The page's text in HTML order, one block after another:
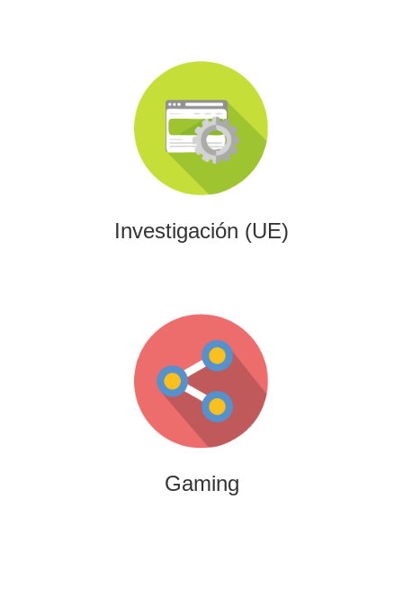
Investigación (UE)
Investigación (UE)
Impulsamos proyectos de I+D+i alineados con programas
europeos, conectando innovación tecnológica con
financiación estratégica.
Gaming
Gaming
Desarrollamos experiencias interactivas y videojuegos
que combinan entretenimiento, innovación y engagement
para marcas y audiencias.